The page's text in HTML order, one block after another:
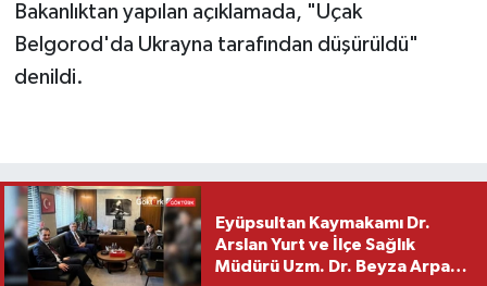
Bakanlıktan yapılan açıklamada, "Uçak
Belgorod'da Ukrayna tarafından düşürüldü"
denildi.
Eyüpsultan Kaymakamı Dr.
Arslan Yurt ve İlçe Sağlık
Müdürü Uzm. Dr. Beyza Arpacı